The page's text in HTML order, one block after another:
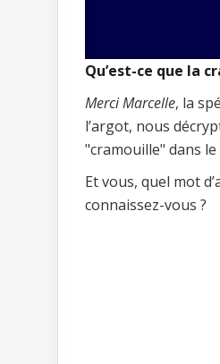
Qu’est-ce que la
Merci Marcelle, la
l’argot, nous
"cramouille" dans
Et vous, quel mot
connaissez-vous ?